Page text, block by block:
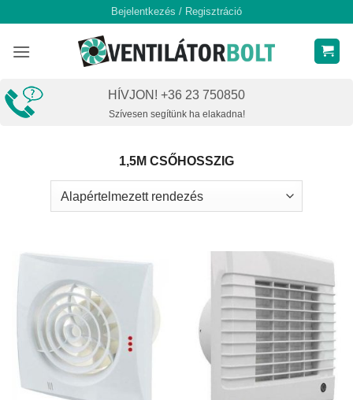
content
Bejelentkezés / Regisztráció
HÍVJON! +36 23 750850
Szívesen segítünk ha elakadna!
1,5M CSŐHOSSZIG